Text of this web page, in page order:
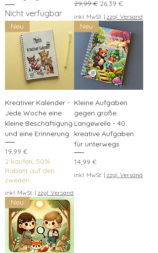
körperliche Aktivität mit Entdeckerfreude
und machen jeden Ausflug besonders.
Nicht verfügbar
Standardpreis
29,99 € Sale-Preis
26,39 €
inkl. MwSt. | zzgl. Versand
Neu
Kreativer Kalender -
Jede Woche eine
kleine Beschäftigung
und eine Erinnerung
Preis
19,99 €
2 kaufen, 50%
Rabatt auf den
zweiten
inkl. MwSt. | zzgl. Versand
Neu
Kleine Aufgaben
gegen große
Langeweile - 40
kreative Aufgaben
für unterwegs
Preis
14,99 €
inkl. MwSt. | zzgl. Versand
Neu